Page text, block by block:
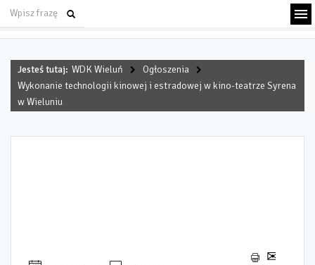
Jesteś tutaj: WDK Wieluń
Ogłoszenia
Wykonanie technologii kinowej i estradowej w kino-teatrze Syrena
w Wieluniu